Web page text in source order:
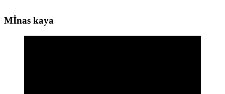
Mİnas kaya